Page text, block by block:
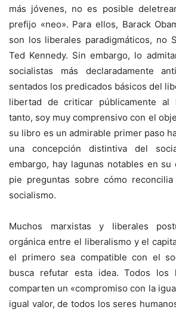
más jóvenes, no es posible
prefijo «neo». Para ellos, Barack
son los liberales paradigmáticos, no
Ted Kennedy. Sin embargo, lo
socialistas más declaradamente
sentados los predicados básicos del
libertad de criticar públicamente al
tanto, soy muy comprensivo con el
su libro es un admirable primer paso
una concepción distintiva del
embargo, hay lagunas notables en su
pie preguntas sobre cómo
socialismo.
Muchos marxistas y liberales
orgánica entre el liberalismo y el
el primero sea compatible con el
busca refutar esta idea. Todos los
comparten un «compromiso con la
igual valor, de todos los seres